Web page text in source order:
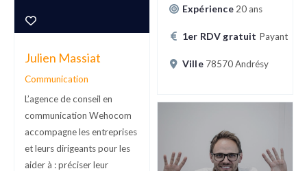
Julien Massiat
Communication
L’agence de conseil en
communication Wehocom
accompagne les entreprises
et leurs dirigeants pour les
aider à : préciser leur
Expérience 20 ans
1er RDV gratuit Payant
Ville 78570 Andrésy